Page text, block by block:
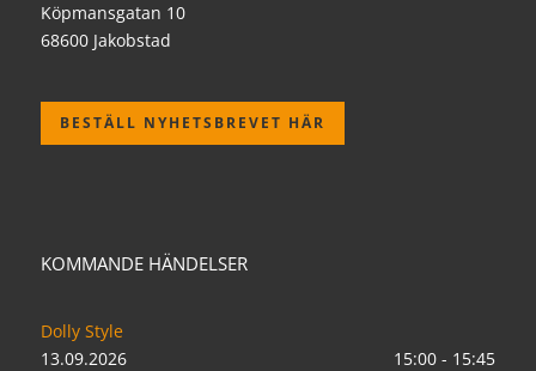
Köpmansgatan 10
68600 Jakobstad
BESTÄLL NYHETSBREVET HÄR
KOMMANDE HÄNDELSER
Dolly Style
13.09.2026
15:00 - 15:45